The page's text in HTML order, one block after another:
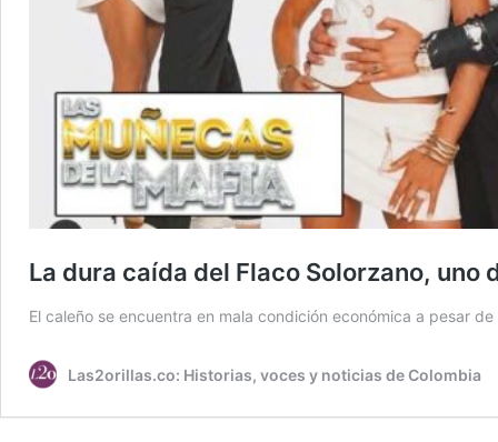
La dura caída del Flaco Solorzano,
El caleño se encuentra en mala condición económica a pesar
Las2orillas.co: Historias, voces y noticias de Colombia